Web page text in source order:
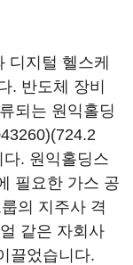
디지털 헬스케
. 반도체 장비
되는 원익홀딩
(724.2
. 원익홀딩스
필요한 가스 공
의 지주사 격
같은 자회사
끌었습니다.